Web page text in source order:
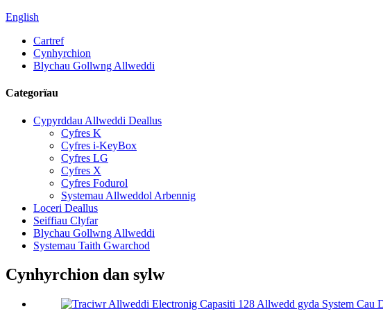
English
Cartref
Cynhyrchion
Blychau Gollwng Allweddi
Categorïau
Cypyrddau Allweddi Deallus
Cyfres K
Cyfres i-KeyBox
Cyfres LG
Cyfres X
Cyfres Fodurol
Systemau Allweddol Arbennig
Loceri Deallus
Seiffiau Clyfar
Blychau Gollwng Allweddi
Systemau Taith Gwarchod
Cynhyrchion dan sylw